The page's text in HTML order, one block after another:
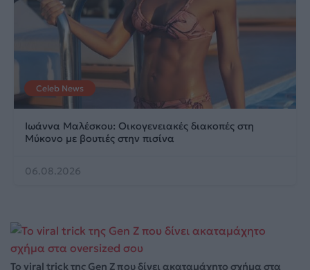
Celeb News
Ιωάννα Μαλέσκου: Οικογενειακές διακοπές στη
Μύκονο με βουτιές στην πισίνα
06.08.2026
Το viral trick της Gen Z που δίνει ακαταμάχητο σχήμα στα